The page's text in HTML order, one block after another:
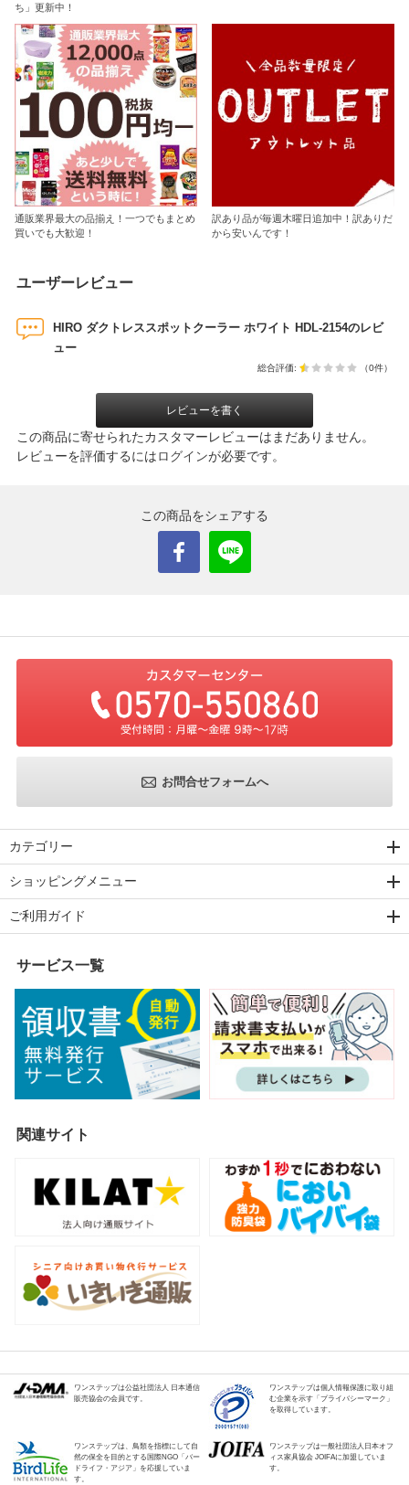
ち」更新中！
通販業界最大の品揃え！一つでもまとめ
買いでも大歓迎！
訳あり品が毎週木曜日追加中！訳ありだ
から安いんです！
ユーザーレビュー
HIRO ダクトレススポットクーラー ホワイト HDL-2154のレビ
ュー
総合評価: （0件）
レビューを書く
この商品に寄せられたカスタマーレビューはまだありません。
レビューを評価するにはログインが必要です。
この商品をシェアする
お問合せフォームへ
カテゴリー
ショッピングメニュー
ご利用ガイド
サービス一覧
関連サイト
ワンステップは公益社団法人 日本通信
販売協会の会員です。
ワンステップは個人情報保護に取り組
む企業を示す「プライバシーマーク」
を取得しています。
ワンステップは、鳥類を指標にして自
然の保全を目的とする国際NGO「バー
ドライフ・アジア」を応援していま
す。
ワンステップは一般社団法人日本オフ
ィス家具協会 JOIFAに加盟していま
す。